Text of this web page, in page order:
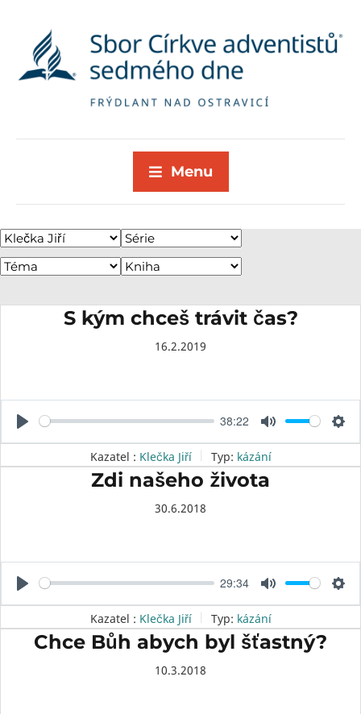
Menu
S kým chceš trávit čas?
16.2.2019
P
l
a
38:22
M
u
t
e
S
e
t
s
Kazatel : Klečka Jiří Typ: kázání
Zdi našeho života
30.6.2018
P
l
a
29:34
M
u
t
e
S
e
t
Kazatel : Klečka Jiří Typ: kázání
Chce Bůh abych byl šťastný?
10.3.2018